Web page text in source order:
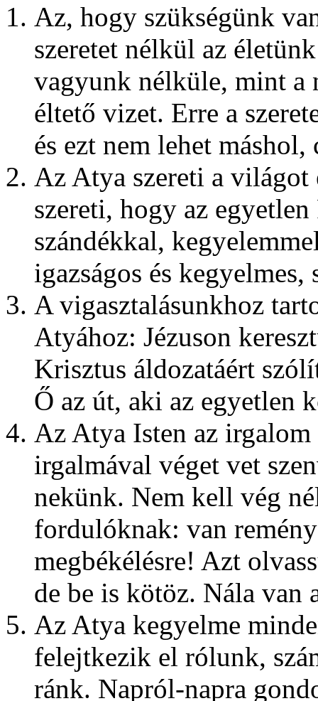
Az, hogy szükségünk
szeretet nélkül az
vagyunk nélküle, mint a
éltető vizet. Erre a
és ezt nem lehet
Az Atya szereti a világot
szereti, hogy az
szándékkal,
igazságos és
A vigasztalásunkhoz
Atyához: Jézuson
Krisztus áldozatáért
Ő az út, aki az egyetlen
Az Atya Isten az
irgalmával véget vet
nekünk. Nem kell vég
fordulóknak: van
megbékélésre! Azt
de be is kötöz. Nála van
Az Atya kegyelme
felejtkezik el rólunk,
ránk. Napról-napra